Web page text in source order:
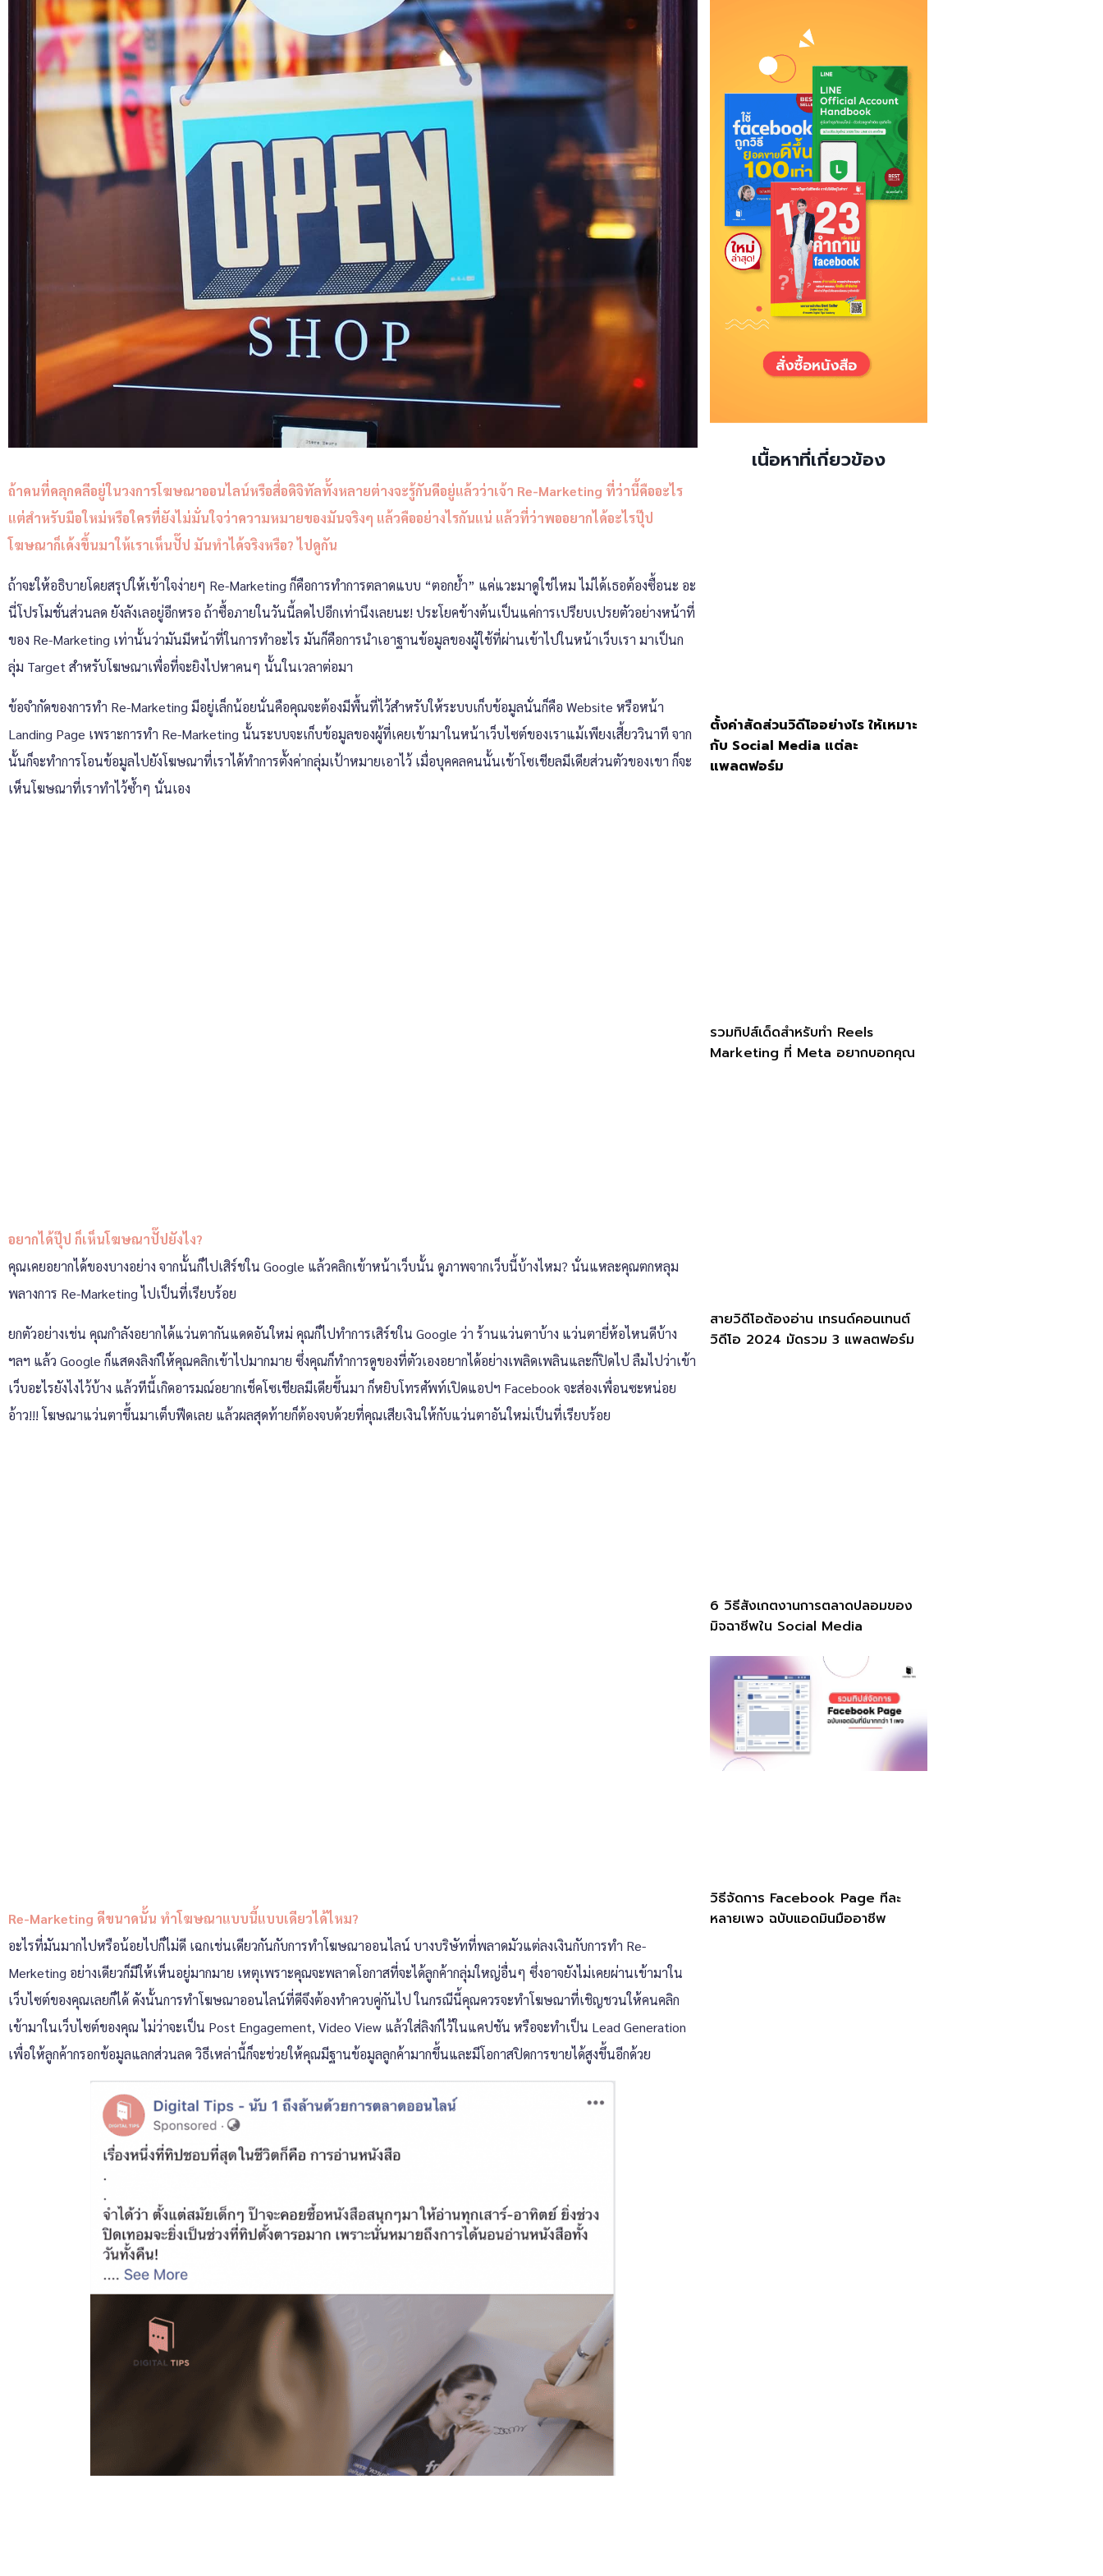
ถ้าคนที่คลุกคลีอยู่ในวงการโฆษณาออนไลน์หรือสื่อดิจิทัลทั้งหลายต่างจะรู้กันดีอยู่แล้วว่าเจ้า Re-Marketing ที่ว่านี้คืออะไร
แต่สำหรับมือใหม่หรือใครที่ยังไม่มั่นใจว่าความหมายของมันจริงๆ แล้วคืออย่างไรกันแน่ แล้วที่ว่าพออยากได้อะไรปุ๊ป
โฆษณาก็เด้งขึ้นมาให้เราเห็นปั๊ป มันทำได้จริงหรือ? ไปดูกัน
ถ้าจะให้อธิบายโดยสรุปให้เข้าใจง่ายๆ Re-Marketing ก็คือการทำการตลาดแบบ “ตอกย้ำ” แค่แวะมาดูใช่ไหม ไม่ได้เธอต้องซื้อนะ อะ
นี่โปรโมชั่นส่วนลด ยังลังเลอยู่อีกหรอ ถ้าซื้อภายในวันนี้ลดไปอีกเท่านึงเลยนะ! ประโยคข้างต้นเป็นแค่การเปรียบเปรยตัวอย่างหน้าที่
ของ Re-Marketing เท่านั้นว่ามันมีหน้าที่ในการทำอะไร มันก็คือการนำเอาฐานข้อมูลของผู้ใช้ที่ผ่านเข้าไปในหน้าเว็บเรา มาเป็นก
ลุ่ม Target สำหรับโฆษณาเพื่อที่จะยิงไปหาคนๆ นั้นในเวลาต่อมา
ข้อจำกัดของการทำ Re-Marketing มีอยู่เล็กน้อยนั่นคือคุณจะต้องมีพื้นที่ไว้สำหรับให้ระบบเก็บข้อมูลนั่นก็คือ Website หรือหน้า
Landing Page เพราะการทำ Re-Marketing นั้นระบบจะเก็บข้อมูลของผู้ที่เคยเข้ามาในหน้าเว็บไซต์ของเราแม้เพียงเสี้ยววินาที จาก
นั้นก็จะทำการโอนข้อมูลไปยังโฆษณาที่เราได้ทำการตั้งค่ากลุ่มเป้าหมายเอาไว้ เมื่อบุคคลคนนั้นเข้าโซเชียลมีเดียส่วนตัวของเขา ก็จะ
เห็นโฆษณาที่เราทำไว้ซ้ำๆ นั่นเอง
อยากได้ปุ๊ป ก็เห็นโฆษณาปั๊ปยังไง?
คุณเคยอยากได้ของบางอย่าง จากนั้นก็ไปเสิร์ชใน Google แล้วคลิกเข้าหน้าเว็บนั้น ดูภาพจากเว็บนี้บ้างไหม? นั่นแหละคุณตกหลุม
พลางการ Re-Marketing ไปเป็นที่เรียบร้อย
ยกตัวอย่างเช่น คุณกำลังอยากได้แว่นตากันแดดอันใหม่ คุณก็ไปทำการเสิร์ชใน Google ว่า ร้านแว่นตาบ้าง แว่นตายี่ห้อไหนดีบ้าง
ฯลฯ แล้ว Google ก็แสดงลิงก์ให้คุณคลิกเข้าไปมากมาย ซึ่งคุณก็ทำการดูของที่ตัวเองอยากได้อย่างเพลิดเพลินและก็ปิดไป ลืมไปว่าเข้า
เว็บอะไรยังไงไว้บ้าง แล้วทีนี้เกิดอารมณ์อยากเช็คโซเชียลมีเดียขึ้นมา ก็หยิบโทรศัพท์เปิดแอปฯ Facebook จะส่องเพื่อนซะหน่อย
อ้าว!!! โฆษณาแว่นตาขึ้นมาเต็บฟีดเลย แล้วผลสุดท้ายก็ต้องจบด้วยที่คุณเสียเงินให้กับแว่นตาอันใหม่เป็นที่เรียบร้อย
Re-Marketing ดีขนาดนั้น ทำโฆษณาแบบนี้แบบเดียวได้ไหม?
อะไรที่มันมากไปหรือน้อยไปก็ไม่ดี เฉกเช่นเดียวกันกับการทำโฆษณาออนไลน์ บางบริษัทที่พลาดมัวแต่ลงเงินกับการทำ Re-
Merketing อย่างเดียวก็มีให้เห็นอยู่มากมาย เหตุเพราะคุณจะพลาดโอกาสที่จะได้ลูกค้ากลุ่มใหญ่อื่นๆ ซึ่งอาจยังไม่เคยผ่านเข้ามาใน
เว็บไซต์ของคุณเลยก็ได้ ดังนั้นการทำโฆษณาออนไลน์ที่ดีจึงต้องทำควบคู่กันไป ในกรณีนี้คุณควรจะทำโฆษณาที่เชิญชวนให้คนคลิก
เข้ามาในเว็บไซต์ของคุณ ไม่ว่าจะเป็น Post Engagement, Video View แล้วใส่ลิงก์ไว้ในแคปชัน หรือจะทำเป็น Lead Generation
เพื่อให้ลูกค้ากรอกข้อมูลแลกส่วนลด วิธีเหล่านี้ก็จะช่วยให้คุณมีฐานข้อมูลลูกค้ามากขึ้นและมีโอกาสปิดการขายได้สูงขึ้นอีกด้วย
เนื้อหาที่เกี่ยวข้อง
ตั้งค่าสัดส่วนวิดีโออย่างไร ให้เหมาะ
กับ Social Media แต่ละ
แพลตฟอร์ม
รวมทิปส์เด็ดสำหรับทำ Reels
Marketing ที่ Meta อยากบอกคุณ
สายวิดีโอต้องอ่าน เทรนด์คอนเทนต์
วิดีโอ 2024 มัดรวม 3 แพลตฟอร์ม
6 วิธีสังเกตงานการตลาดปลอมของ
มิจฉาชีพใน Social Media
วิธีจัดการ Facebook Page ทีละ
หลายเพจ ฉบับแอดมินมืออาชีพ